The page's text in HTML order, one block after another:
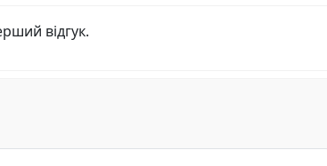
відгук.